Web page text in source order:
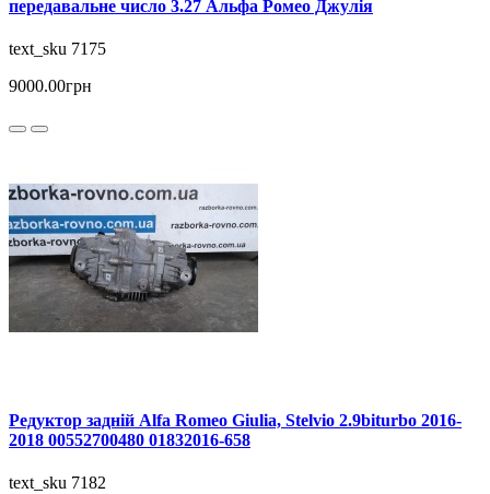
передавальне число 3.27 Альфа Ромео Джулія
text_sku 7175
9000.00грн
Редуктор задній Alfa Romeo Giulia, Stelvio 2.9biturbo 2016-
2018 00552700480 01832016-658
text_sku 7182